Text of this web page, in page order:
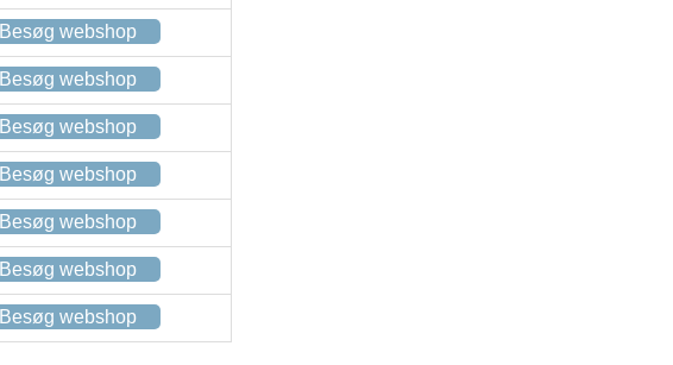
Besøg webshop
Besøg webshop
Besøg webshop
Besøg webshop
Besøg webshop
Besøg webshop
Besøg webshop